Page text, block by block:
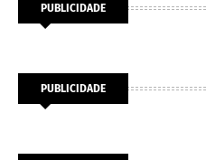
PUBLICIDADE
PUBLICIDADE